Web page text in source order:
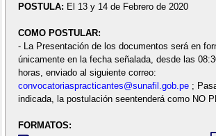
POSTULA: El 13 y 14 de Febrero de 2020
COMO POSTULAR:
- La Presentación de los documentos será en
únicamente en la fecha señalada, desde las
horas, enviado al siguiente correo:
convocatoriaspracticantes@sunafil.gob.pe;
indicada, la postulación seentenderá como NO
FORMATOS: